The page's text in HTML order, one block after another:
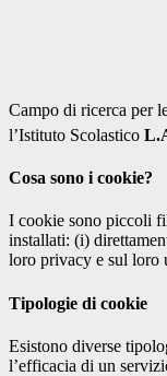
Campo di ricerca per
l’Istituto Scolastico
Cosa sono i cookie?
I cookie sono piccoli
installati: (i)
loro privacy e sul loro
Tipologie di cookie
Esistono diverse
l’efficacia di un